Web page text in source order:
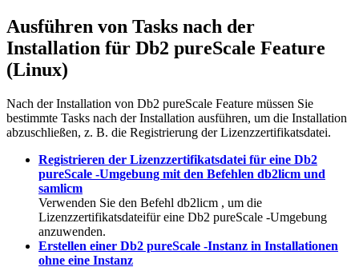
Ausführen von Tasks nach der
Installation für Db2 pureScale Feature
(Linux)
Nach der Installation von Db2 pureScale Feature müssen Sie
bestimmte Tasks nach der Installation ausführen, um die Installation
abzuschließen, z. B. die Registrierung der Lizenzzertifikatsdatei.
Registrieren der Lizenzzertifikatsdatei für eine Db2
pureScale -Umgebung mit den Befehlen db2licm und
samlicm
Verwenden Sie den Befehl db2licm , um die
Lizenzzertifikatsdateifür eine Db2 pureScale -Umgebung
anzuwenden.
Erstellen einer Db2 pureScale -Instanz in Installationen
ohne eine Instanz